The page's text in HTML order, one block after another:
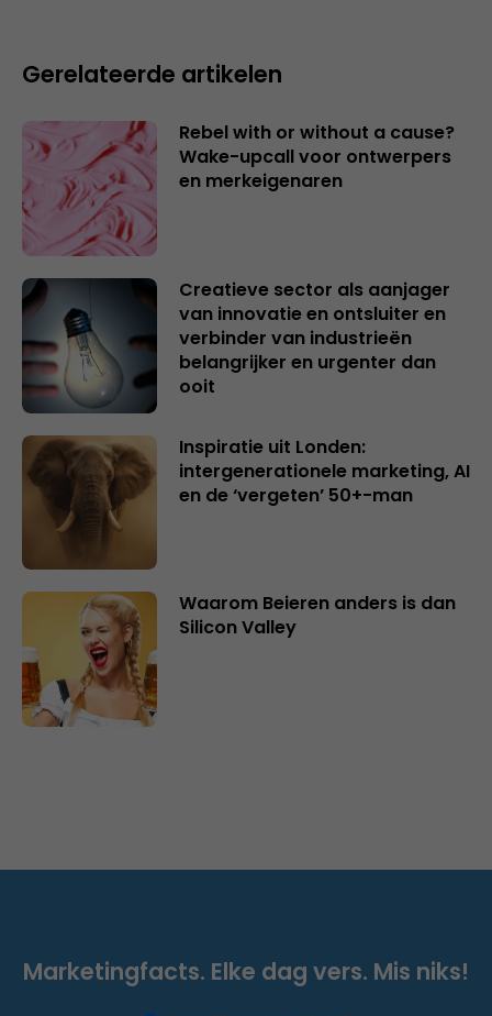
Gerelateerde artikelen
Rebel with or without a cause?
Wake-upcall voor ontwerpers
en merkeigenaren
Creatieve sector als aanjager
van innovatie en ontsluiter en
verbinder van industrieën
belangrijker en urgenter dan
ooit
Inspiratie uit Londen:
intergenerationele marketing, AI
en de ‘vergeten’ 50+-man
Waarom Beieren anders is dan
Silicon Valley
Marketingfacts. Elke dag vers. Mis niks!